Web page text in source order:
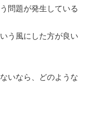
問題が発生している
う風にした方が良い
いなら、どのような